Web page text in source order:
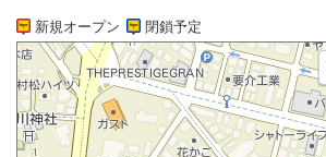
新規オープン 閉鎖予定